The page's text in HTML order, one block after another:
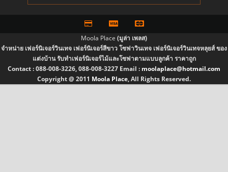
Moola Place (มูล่า เพลส)
จำหน่าย เฟอร์นิเจอร์วินเทจ เฟอร์นิเจอร์สีขาว โซฟาวินเทจ เฟอร์นิเจอร์วินเทจหลุยส์ ของ
แต่งบ้าน รับทำเฟอร์นิเจอร์ไม้และโซฟาตามแบบลูกค้า ราคาถูก
Contact :088-008-3226, 088-008-3227 Email : moolaplace@hotmail.com
Copyright @ 2011 Moola Place, All Rights Reserved.